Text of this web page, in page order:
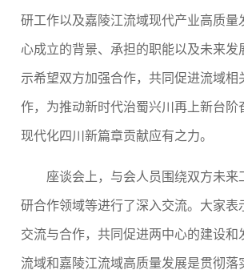
研工作以及嘉陵江流域现代产业高质量
心成立的背景、承担的职能以及未来发
示希望双方加强合作，共同促进流域相
作，为推动新时代治蜀兴川再上新台阶
现代化四川新篇章贡献应有之力。
座谈会上，与会人员围绕双方未来
研合作领域等进行了深入交流。大家表
交流与合作，共同促进两中心的建设和
流域和嘉陵江流域高质量发展是贯彻落